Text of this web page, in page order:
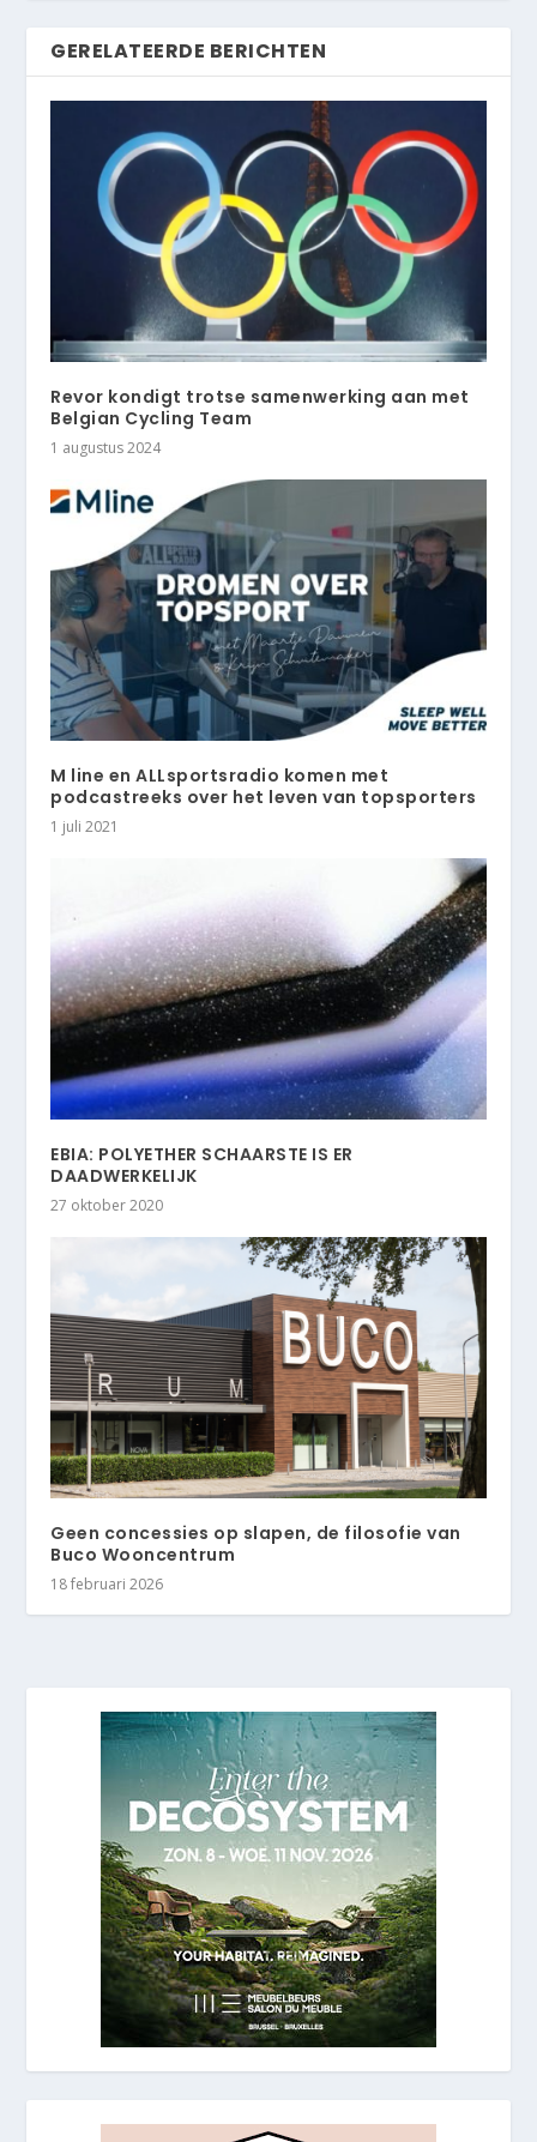
GERELATEERDE BERICHTEN
Revor kondigt trotse samenwerking aan met
Belgian Cycling Team
1 augustus 2024
M line en ALLsportsradio komen met
podcastreeks over het leven van topsporters
1 juli 2021
EBIA: POLYETHER SCHAARSTE IS ER
DAADWERKELIJK
27 oktober 2020
Geen concessies op slapen, de filosofie van
Buco Wooncentrum
18 februari 2026